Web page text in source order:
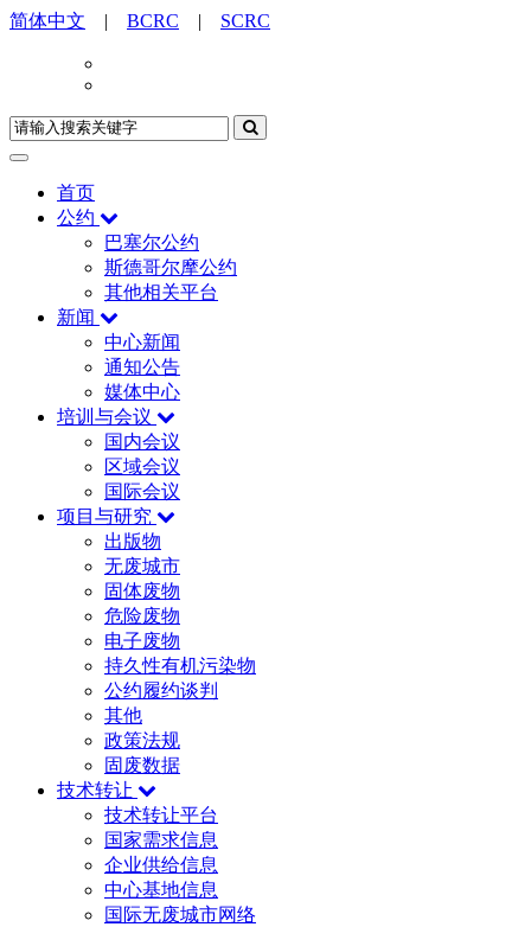
简体中文 | BCRC | SCRC
首页
公约
巴塞尔公约
斯德哥尔摩公约
其他相关平台
新闻
中心新闻
通知公告
媒体中心
培训与会议
国内会议
区域会议
国际会议
项目与研究
出版物
无废城市
固体废物
危险废物
电子废物
持久性有机污染物
公约履约谈判
其他
政策法规
固废数据
技术转让
技术转让平台
国家需求信息
企业供给信息
中心基地信息
国际无废城市网络